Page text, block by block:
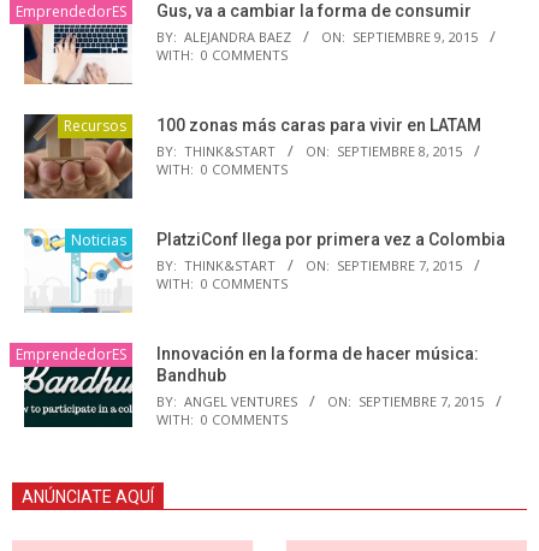
EmprendedorES Gus, va a cambiar la forma de consumir
BY: ALEJANDRA BAEZ ON: SEPTIEMBRE 9, 2015
WITH: 0 COMMENTS
Recursos 100 zonas más caras para vivir en LATAM
BY: THINK&START ON: SEPTIEMBRE 8, 2015
WITH: 0 COMMENTS
Noticias PlatziConf llega por primera vez a Colombia
BY: THINK&START ON: SEPTIEMBRE 7, 2015
WITH: 0 COMMENTS
EmprendedorES
Innovación en la forma de hacer música:
Bandhub
BY: ANGEL VENTURES ON: SEPTIEMBRE 7, 2015
WITH: 0 COMMENTS
ANÚNCIATE AQUÍ